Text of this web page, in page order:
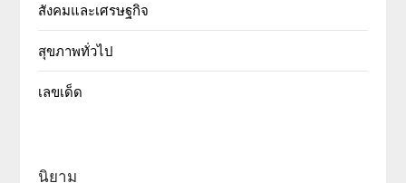
สังคมและเศรษฐกิจ
สุขภาพทั่วไป
เลขเด็ด
นิยาม